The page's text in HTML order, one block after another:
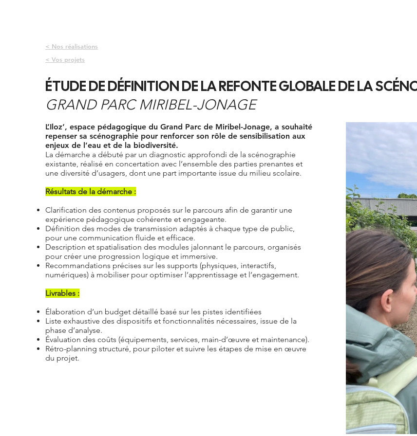
< Nos réalisations
< Vos projets
ÉTUDE DE DÉFINITION DE LA REFONTE GLOBALE DE LA
GRAND PARC MIRIBEL-JONAGE
L’Iloz’, espace pédagogique du Grand Parc de Miribel-Jonage, a souhaité
repenser sa scénographie pour renforcer son rôle de sensibilisation aux
enjeux de l’eau et de la biodiversité.
La démarche a débuté par un diagnostic approfondi de la scénographie
existante, réalisé en concertation avec l’ensemble des parties prenantes et
une diversité d’usagers, dont une part importante issue du milieu scolaire.
Résultats de la démarche :
Clarification des contenus proposés sur le parcours afin de garantir une
expérience pédagogique cohérente et engageante.
Définition des modes de transmission adaptés à chaque type de public,
pour une communication fluide et efficace.
Description et spatialisation des modules jalonnant le parcours, organisés
pour créer une progression logique et immersive.
Recommandations précises sur les supports (physiques, interactifs,
numériques) à mobiliser pour optimiser l’apprentissage et l’engagement.
Livrables :
Élaboration d’un budget détaillé basé sur les pistes identifiées
Liste exhaustive des dispositifs et fonctionnalités nécessaires, issue de la
phase d’analyse.
Évaluation des coûts (équipements, services, main-d’œuvre et maintenance).
Rétro-planning structuré, pour piloter et suivre les étapes de mise en œuvre
du projet.